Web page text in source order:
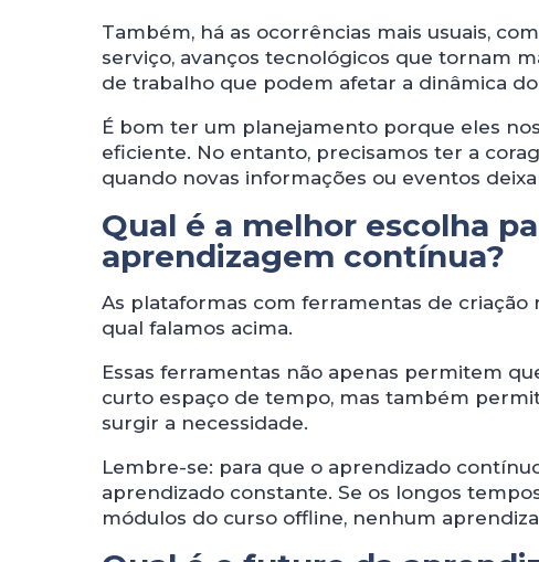
Também, há as ocorrências mais usuais,
serviço, avanços tecnológicos que tornam
de trabalho que podem afetar a dinâmica
É bom ter um planejamento porque eles
eficiente. No entanto, precisamos ter a
quando novas informações ou eventos
Qual é a melhor escolha
aprendizagem contínua?
As plataformas com ferramentas de criação
qual falamos acima.
Essas ferramentas não apenas permitem
curto espaço de tempo, mas também
surgir a necessidade.
Lembre-se: para que o aprendizado
aprendizado constante. Se os longos
módulos do curso offline, nenhum